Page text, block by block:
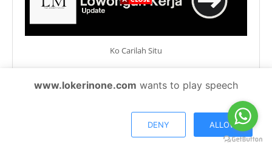
Ko Carilah Situ
PT EWF Kanca Medan
www.lokerinone.com wants to play speech
DENY ALLOW